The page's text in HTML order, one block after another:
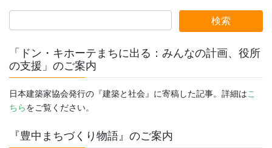
の
ペ
ー
ジ
り
ペ
ペ
「ドン・キホーテまちに出る：みんなの計画、役所
の支援」のご案内
日本建築家協会発行の『建築と社会』に寄稿した記事。詳細はこ
ちらをご覧ください。
『豊中まちづくり物語』のご案内